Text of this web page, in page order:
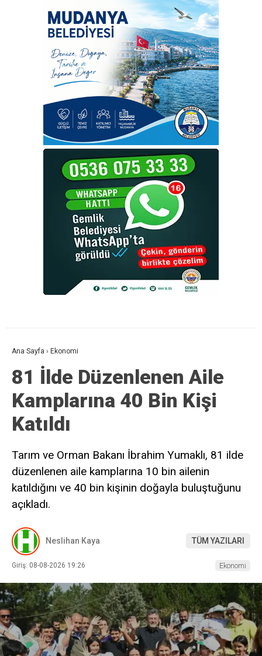
Ana Sayfa › Ekonomi
81 İlde Düzenlenen Aile
Kamplarına 40 Bin Kişi
Katıldı
Tarım ve Orman Bakanı İbrahim Yumaklı, 81 ilde
düzenlenen aile kamplarına 10 bin ailenin
katıldığını ve 40 bin kişinin doğayla buluştuğunu
açıkladı.
Neslihan Kaya TÜM YAZILARI
Giriş: 08-08-2026 19:26 Ekonomi